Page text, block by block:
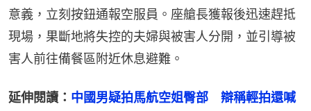
意義，立刻按鈕通報空服員。座艙長獲報後迅速趕抵
現場，果斷地將失控的夫婦與被害人分開，並引導被
害人前往備餐區附近休息避難。
延伸閱讀： 中國男疑拍馬航空姐臀部　辯稱輕拍還喊